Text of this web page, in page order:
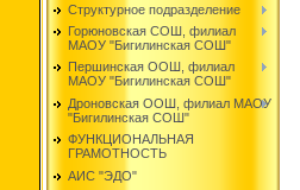
Структурное подразделение
Горюновская СОШ, филиал
МАОУ "Бигилинская СОШ"
Першинская ООШ, филиал
МАОУ "Бигилинская СОШ"
Дроновская ООШ, филиал МАОУ
"Бигилинская СОШ"
ФУНКЦИОНАЛЬНАЯ
ГРАМОТНОСТЬ
АИС "ЭДО"